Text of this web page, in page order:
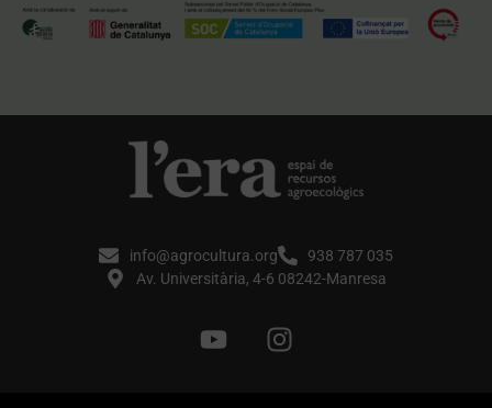
info@agrocultura.org
938 787 035
Av. Universitària, 4-6 08242-Manresa